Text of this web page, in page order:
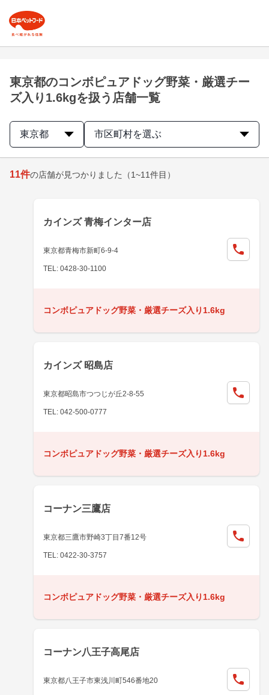
東京都のコンボピュアドッグ野菜・厳選チー
ズ入り1.6kgを扱う店舗一覧
東京都 市区町村を選ぶ
11件の店舗が見つかりました （1~11件目）
カインズ 青梅インター店
東京都青梅市新町6-9-4
TEL: 0428-30-1100
コンボピュアドッグ野菜・厳選チーズ入り1.6kg
カインズ 昭島店
東京都昭島市つつじが丘2-8-55
TEL: 042-500-0777
コンボピュアドッグ野菜・厳選チーズ入り1.6kg
コーナン三鷹店
東京都三鷹市野崎3丁目7番12号
TEL: 0422-30-3757
コンボピュアドッグ野菜・厳選チーズ入り1.6kg
コーナン八王子高尾店
東京都八王子市東浅川町546番地20